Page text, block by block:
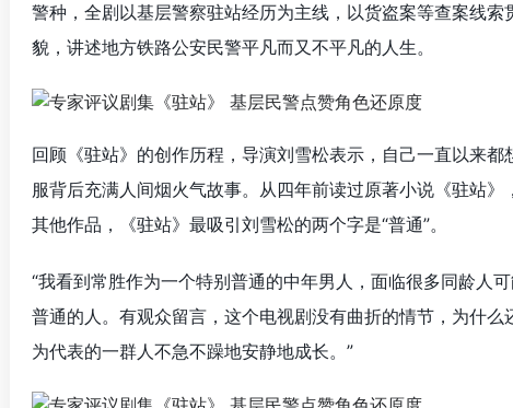
警种，全剧以基层警察驻站经历为主线，以货盗案等查案线
貌，讲述地方铁路公安民警平凡而又不平凡的人生。
回顾《驻站》的创作历程，导演刘雪松表示，自己一直以来
服背后充满人间烟火气故事。从四年前读过原著小说《驻站
其他作品，《驻站》最吸引刘雪松的两个字是“普通”。
“我看到常胜作为一个特别普通的中年男人，面临很多同龄人
普通的人。有观众留言，这个电视剧没有曲折的情节，为什
为代表的一群人不急不躁地安静地成长。”